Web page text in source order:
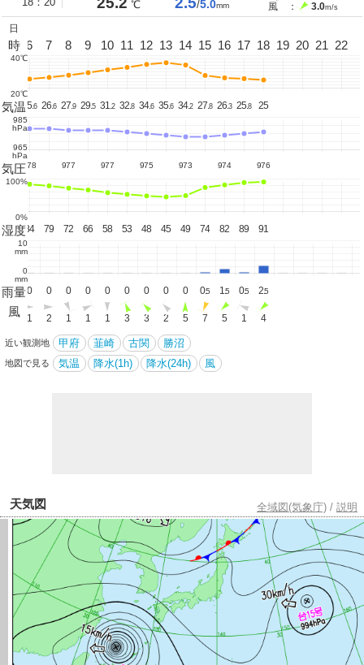
℃ /5.0mm 風 ： 3.0m/s
日
時
5 6 7 8 9 10 11 12 13 14 15 16 17 18 19 20 21 22
40℃
20℃
気温
25. 4 25. 6 26. 6 27. 9 29. 5 31. 2 32. 8 34.6 35. 6 34.2 27. 8 26. 3 25. 8 25
985
hPa
965
hPa
気圧978 977 977 975 973 974
976
100%
0%
湿度
84 84 79 72 66 58 53 48 45 49 74 82 89 91
10
mm
0
mm
雨量
0 0 0 0 0 0 0 0 0 0 0.5 1.5 0.5 2.5
風
1 1 2 1 1 1 3 3 2 5 7 5 1 4
近い観測地 甲府 韮崎 古関 勝沼
地図で見る 気温 降水(1h) 降水(24h) 風
天気図 全域図(気象庁) / 説明